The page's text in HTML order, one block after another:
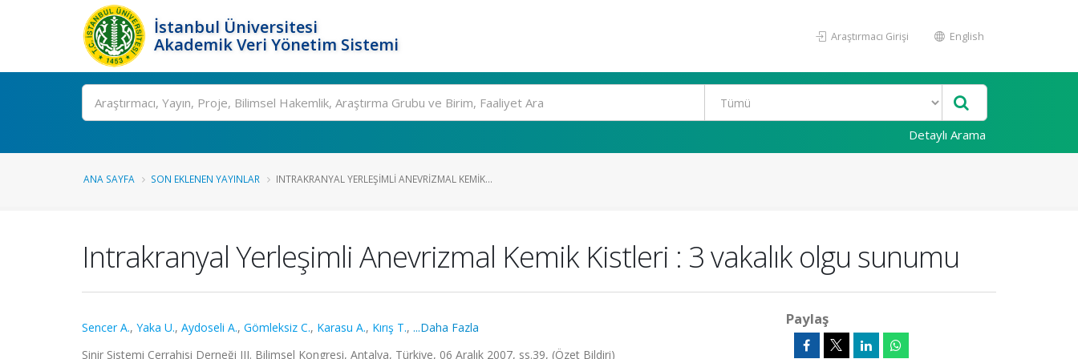
İstanbul Üniversitesi
Akademik Veri Yönetim Sistemi
Araştırmacı Girişi English
Ara
Detaylı Arama
ANA SAYFA SON EKLENEN YAYINLAR INTRAKRANYAL YERLEŞIMLI ANEVRIZMAL KEMIK...
Intrakranyal Yerleşimli Anevrizmal Kemik Kistleri : 3 vakalık olgu sunumu
Sencer A., Yaka U., Aydoseli A., Gömleksiz C., Karasu A., Kırış T., ...Daha Fazla
Sinir Sistemi Cerrahisi Derneği III. Bilimsel Kongresi, Antalya, Türkiye, 06 Aralık 2007, ss.39, (Özet Bildiri)
Paylaş